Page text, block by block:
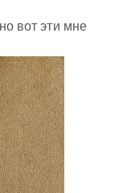
вот эти мне